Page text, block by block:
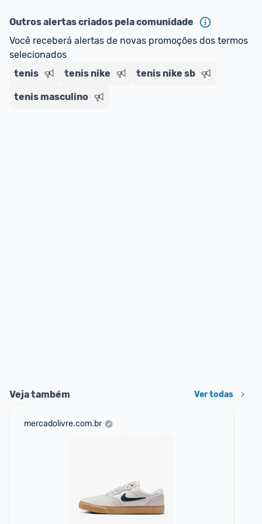
E lembre-se: você sempre pode contar ajuda da
comunidade para tirar dúvidas ou acionar os
nossos Admins marcando
comentário ou através do
Fale com o Promobit.
Outros alertas criados pela comunidade
Você receberá alertas de novas promoções dos termos
selecionados
tenis
tenis nike tenis nike sb
tenis masculino
Veja também Ver todas
mercadolivre.com.br